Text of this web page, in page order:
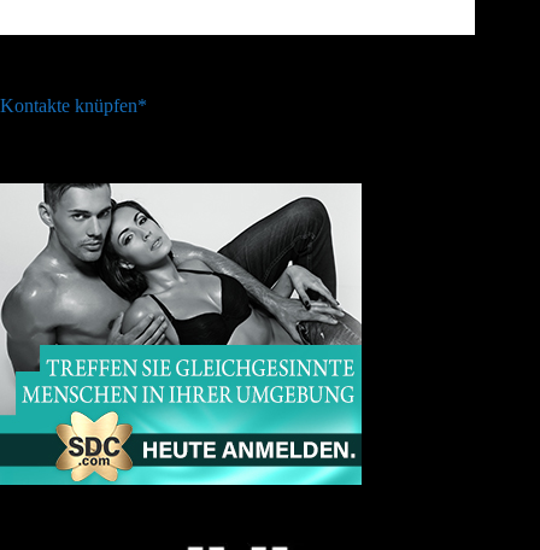
Kontakte knüpfen*